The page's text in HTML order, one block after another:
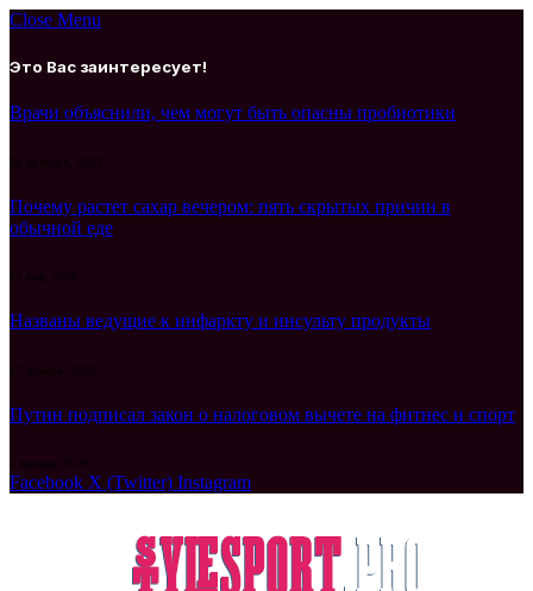
Close Menu
Это Вас заинтересует!
Врачи объяснили, чем могут быть опасны пробиотики
Почему растет сахар вечером: пять скрытых причин в
обычной еде
17 мая, 2026
Названы ведущие к инфаркту и инсульту продукты
Путин подписал закон о налоговом вычете на фитнес и спорт
Facebook X (Twitter) Instagram